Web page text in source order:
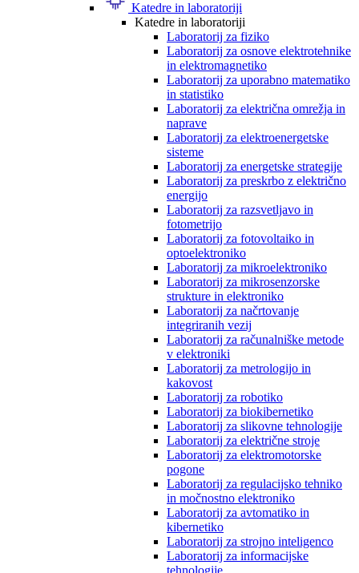
Katedre in laboratoriji
Katedre in laboratoriji
Laboratorij za fiziko
Laboratorij za osnove elektrotehnike
in elektromagnetiko
Laboratorij za uporabno matematiko
in statistiko
Laboratorij za električna omrežja in
naprave
Laboratorij za elektroenergetske
sisteme
Laboratorij za energetske strategije
Laboratorij za preskrbo z električno
energijo
Laboratorij za razsvetljavo in
fotometrijo
Laboratorij za fotovoltaiko in
optoelektroniko
Laboratorij za mikroelektroniko
Laboratorij za mikrosenzorske
strukture in elektroniko
Laboratorij za načrtovanje
integriranih vezij
Laboratorij za računalniške metode
v elektroniki
Laboratorij za metrologijo in
kakovost
Laboratorij za robotiko
Laboratorij za biokibernetiko
Laboratorij za slikovne tehnologije
Laboratorij za električne stroje
Laboratorij za elektromotorske
pogone
Laboratorij za regulacijsko tehniko
in močnostno elektroniko
Laboratorij za avtomatiko in
kibernetiko
Laboratorij za strojno inteligenco
Laboratorij za informacijske
tehnologije